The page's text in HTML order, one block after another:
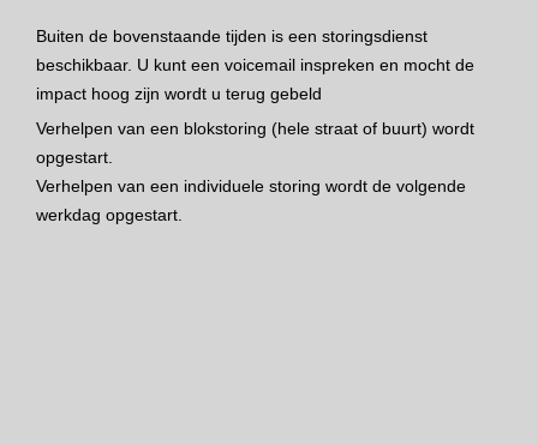
Buiten de bovenstaande tijden is een storingsdienst
beschikbaar. U kunt een voicemail inspreken en mocht de
impact hoog zijn wordt u terug gebeld
Verhelpen van een blokstoring (hele straat of buurt) wordt
opgestart.
Verhelpen van een individuele storing wordt de volgende
werkdag opgestart.